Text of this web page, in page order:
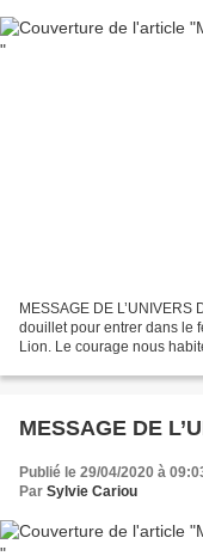
MESSAGE DE
douillet pour entrer dans le
Lion. Le courage nous
MESSAGE DE
Publié le 29/04/2020 à
Par Sylvie Cariou